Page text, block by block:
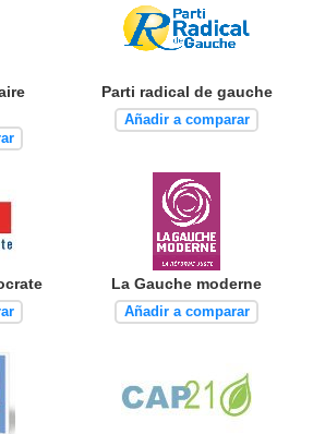
Parti radical de gauche
Añadir a comparar
La Gauche moderne
Añadir a comparar